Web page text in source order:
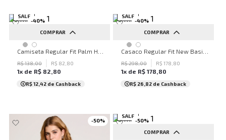
SALE
-40%
COMPRAR
G
R$138,00 R$ 82 80
1x de R$ 82,80
R$ 12,42 de Cashback
SALE
-40%
COMPRAR
M
R$298,00 R$ 178 80
1x de R$ 178,80
R$ 26,82 de Cashback
-50%
SALE
-50%
COMPRAR